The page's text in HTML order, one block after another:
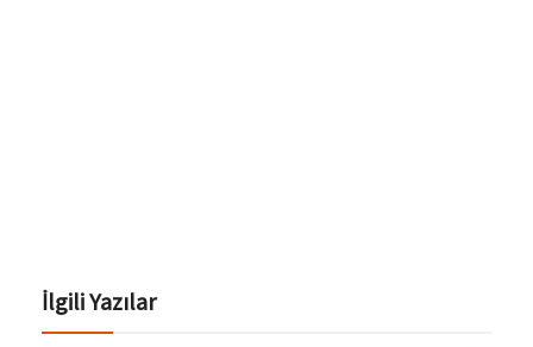
İlgili Yazılar